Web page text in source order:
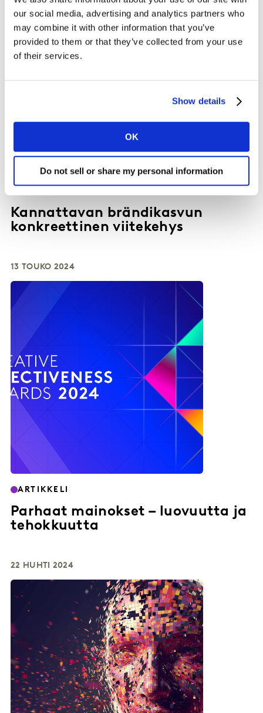
our social media, advertising and analytics partners who
may combine it with other information that you’ve
provided to them or that they’ve collected from your use
of their services.
Show details
OK
Do not sell or share my personal information
Kannattavan brändikasvun
konkreettinen viitekehys
13 TOUKO 2024
ARTIKKELI
Parhaat mainokset – luovuutta ja
tehokkuutta
22 HUHTI 2024